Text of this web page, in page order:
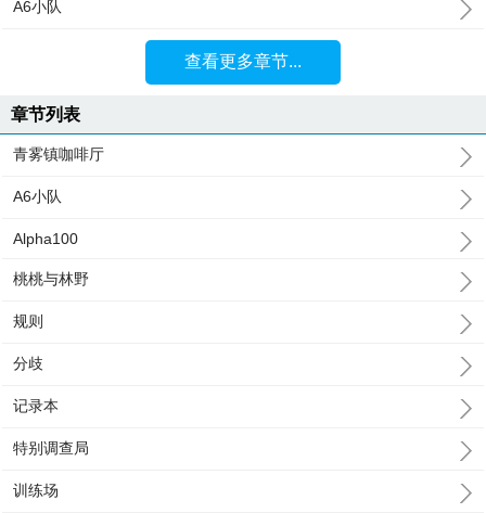
A6小队
查看更多章节...
章节列表
青雾镇咖啡厅
A6小队
Alpha100
桃桃与林野
规则
分歧
记录本
特别调查局
训练场